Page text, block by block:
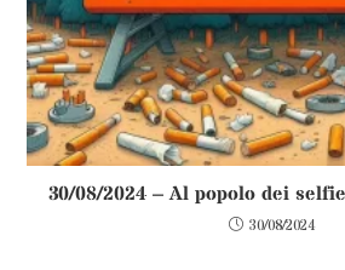
30/08/2024 – Al popolo dei
30/08/2024